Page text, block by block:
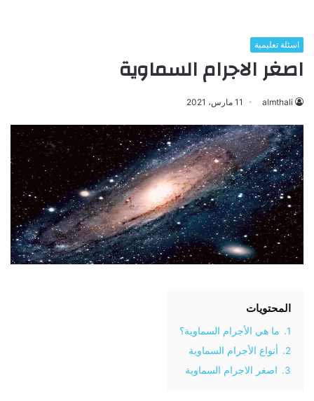
اسئلة تعليمية
اصغر الاجرام السماوية
almthali 11 مارس، 2021
المحتويات
1.
ما هي الأجرام السماوية؟
2.
أنواع الأجرام السماوية
3.
اصغر الاجرام السماوية